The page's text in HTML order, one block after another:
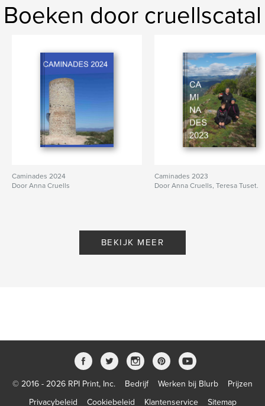
Boeken door cruellscatal
Caminades 2024
Door Anna Cruells
Caminades 2023
Door Anna Cruells, Teresa Tuset.
BEKIJK MEER
© 2016 - 2026 RPI Print, Inc. Bedrijf Werken bij Blurb
Prijzen
Privacybeleid
Cookiebeleid Klantenservice Sitemap